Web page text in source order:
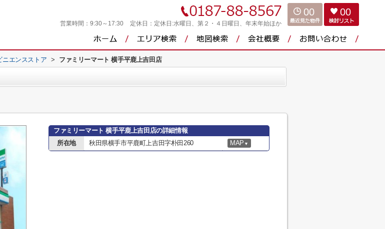
営業時間： 9:30～17:30 定休日： 定休日:水曜日、第２・４日曜日、年末年始ほか
00 00
ニエンスストア > ファミリーマート 横手平鹿上吉田店
ファミリーマート 横手平鹿上吉田店の詳細情報
所在地
秋田県横手市平鹿町上吉田字朴田260 MAP ▼